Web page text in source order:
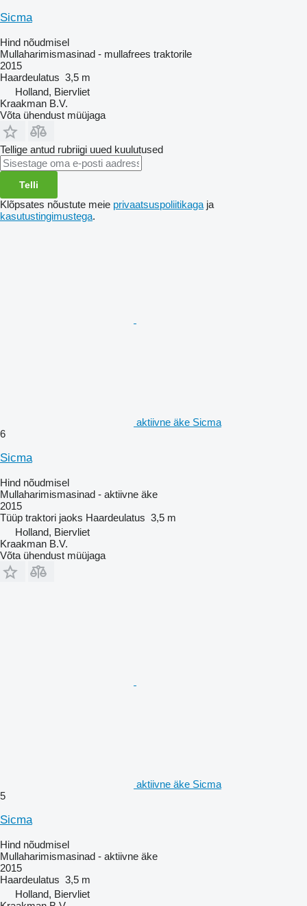
Sicma
Hind nõudmisel
Mullaharimismasinad - mullafrees traktorile
2015
Haardeulatus 3,5 m
Holland, Biervliet
Kraakman B.V.
Võta ühendust müüjaga
Tellige antud rubriigi uued kuulutused
Telli
Klõpsates nõustute meie privaatsuspoliitikaga ja
kasutustingimustega.
aktiivne äke Sicma
6
Sicma
Hind nõudmisel
Mullaharimismasinad - aktiivne äke
2015
Tüüp traktori jaoks Haardeulatus 3,5 m
Holland, Biervliet
Kraakman B.V.
Võta ühendust müüjaga
aktiivne äke Sicma
5
Sicma
Hind nõudmisel
Mullaharimismasinad - aktiivne äke
2015
Haardeulatus 3,5 m
Holland, Biervliet